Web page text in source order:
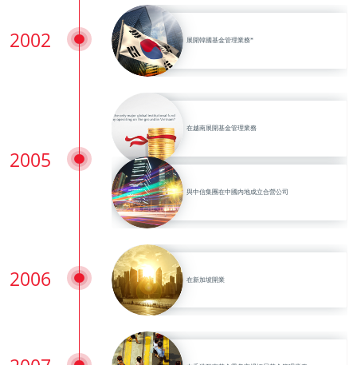
2002 展開韓國基金管理業務*
2005
在越南展開基金管理業務
與中信集團在中國內地成立合營公司
2006 在新加坡開業